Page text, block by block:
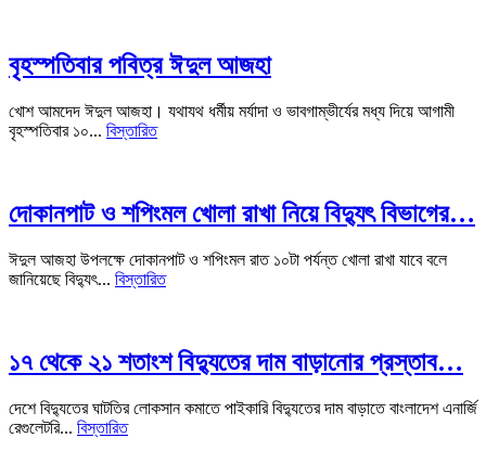
বৃহস্পতিবার পবিত্র ঈদুল আজহা
খোশ আমদেদ ঈদুল আজহা। যথাযথ ধর্মীয় মর্যাদা ও ভাবগাম্ভীর্যের মধ্য দিয়ে আগামী
বৃহস্পতিবার ১০... বিস্তারিত
দোকানপাট ও শপিংমল খোলা রাখা নিয়ে বিদ্যুৎ বিভাগের…
ঈদুল আজহা উপলক্ষে দোকানপাট ও শপিংমল রাত ১০টা পর্যন্ত খোলা রাখা যাবে বলে
জানিয়েছে বিদ্যুৎ... বিস্তারিত
১৭ থেকে ২১ শতাংশ বিদ্যুতের দাম বাড়ানোর প্রস্তাব…
দেশে বিদ্যুতের ঘাটতির লোকসান কমাতে পাইকারি বিদ্যুতের দাম বাড়াতে বাংলাদেশ এনার্জি
রেগুলেটরি... বিস্তারিত